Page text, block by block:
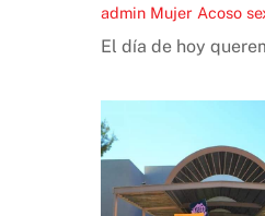
admin Mujer Acoso
El día de hoy